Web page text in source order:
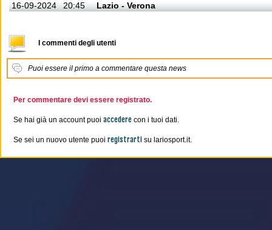
16-09-2024
20:45 Lazio - Verona
I commenti degli utenti
Puoi essere il primo a commentare questa news
Per commentare devi essere registrato.
Se hai già un account puoi accedere con i tuoi dati.
Se sei un nuovo utente puoi registrarti su lariosport.it.